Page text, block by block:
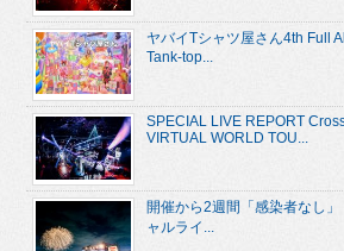
ヤバイTシャツ屋さん4th Full
Tank-top...
SPECIAL LIVE REPORT
VIRTUAL WORLD TOU...
開催から2週間「感染者なし
ャルライ...